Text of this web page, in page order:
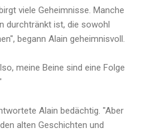
viele Geheimnisse. Manche
durchtränkt ist, die sowohl
begann Alain geheimnisvoll.
meine Beine sind eine Folge
Alain bedächtig. "Aber
alten Geschichten und